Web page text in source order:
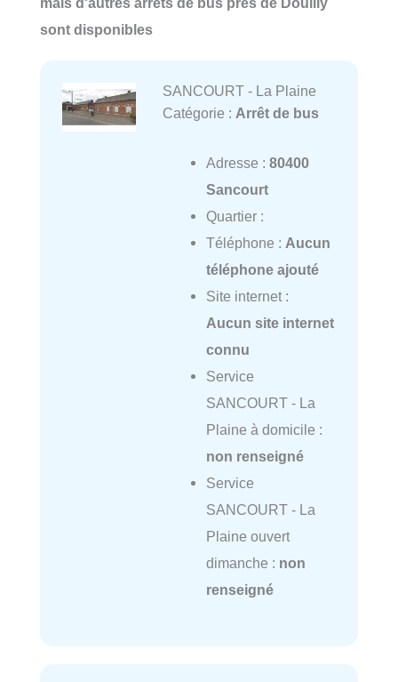
sont disponibles
SANCOURT - La Plaine
Catégorie : Arrêt de bus
Adresse : 80400
Sancourt
Quartier :
Téléphone : Aucun
téléphone ajouté
Site internet :
Aucun site internet
connu
Service
SANCOURT - La
Plaine à domicile :
non renseigné
Service
SANCOURT - La
Plaine ouvert
dimanche : non
renseigné